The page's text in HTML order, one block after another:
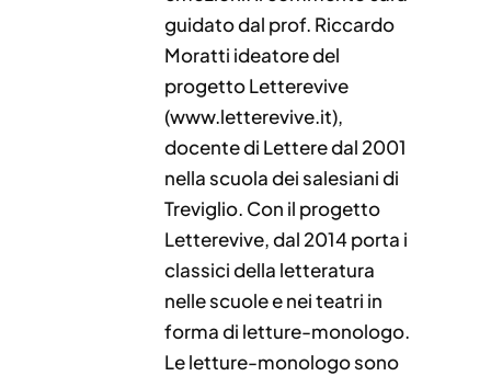
guidato dal prof. Riccardo
Moratti ideatore del
progetto Letterevive
(www.letterevive.it),
docente di Lettere dal 2001
nella scuola dei salesiani di
Treviglio. Con il progetto
Letterevive, dal 2014 porta i
classici della letteratura
nelle scuole e nei teatri in
forma di letture-monologo.
Le letture-monologo sono